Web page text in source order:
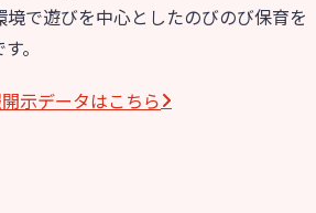
で遊びを中心としたのびのび保育を
。
⽰データはこちら